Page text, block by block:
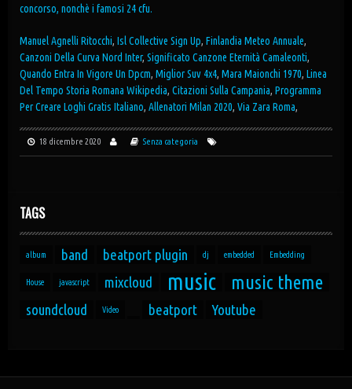
concorso, nonchè i famosi 24 cfu.
Manuel Agnelli Ritocchi, Isl Collective Sign Up, Finlandia Meteo Annuale,
Canzoni Della Curva Nord Inter, Significato Canzone Eternità Camaleonti,
Quando Entra In Vigore Un Dpcm, Miglior Suv 4x4, Mara Maionchi 1970, Linea
Del Tempo Storia Romana Wikipedia, Citazioni Sulla Campania, Programma
Per Creare Loghi Gratis Italiano, Allenatori Milan 2020, Via Zara Roma,
18 dicembre 2020 Senza categoria
TAGS
album band beatport plugin dj embedded Embedding
House javascript mixcloud music music theme
soundcloud Video beatport Youtube